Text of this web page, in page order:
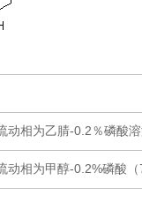
相为乙腈-0.2％磷酸
相为甲醇-0.2%磷酸（